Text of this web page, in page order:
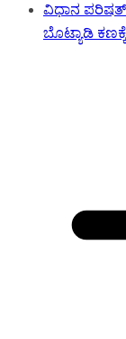
ವಿಧಾನ
ಬೊಟ್ಯಾಡಿ ಕಣಕ್ಕೆ